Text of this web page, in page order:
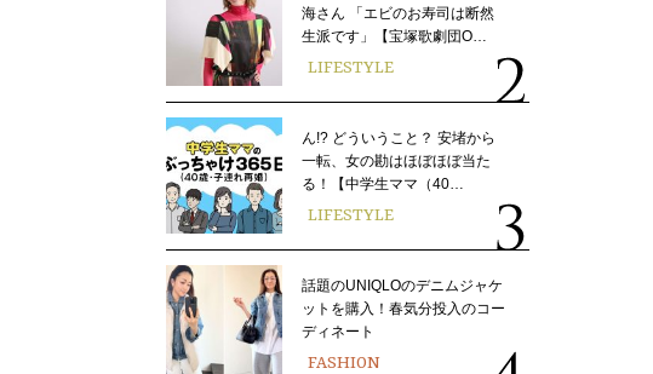
海さん 「エビのお寿司は断然
生派です」【宝塚歌劇団O…
LIFESTYLE
ん!? どういうこと？ 安堵から
一転、女の勘はほぼほぼ当た
る！【中学生ママ（40…
LIFESTYLE
話題のUNIQLOのデニムジャケ
ットを購入！春気分投入のコー
ディネート
FASHION